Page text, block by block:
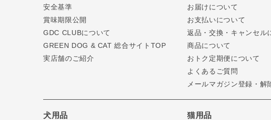
安全基準
賞味期限公開
GDC CLUBについて
GREEN DOG & CAT 総合サイトTOP
実店舗のご紹介
お届けについて
お支払いについて
返品・交換・キャンセル
商品について
おトク定期便について
よくあるご質問
メールマガジン登録・解
犬用品 猫用品